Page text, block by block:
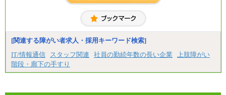
[関連する障がい者求人・採用キーワード検索]
IT/情報通信
スタッフ関連 社員の勤続年数の長い企業
上肢障がい
階段・廊下の手すり